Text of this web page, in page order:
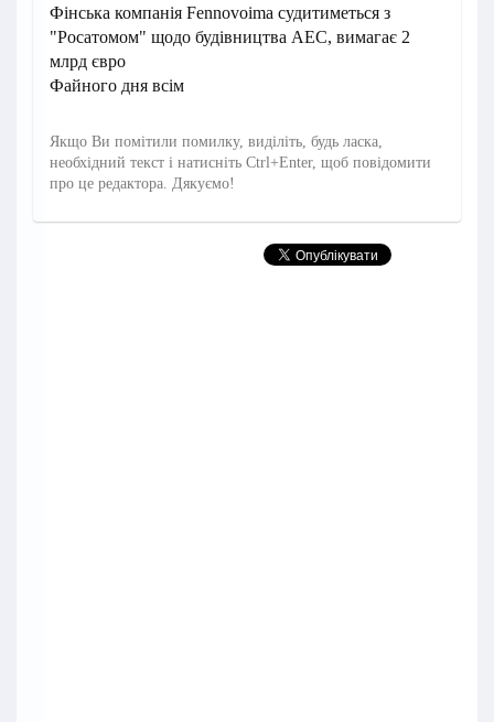
Фінська компанія Fennovoima судитиметься з
"Росатомом" щодо будівництва АЕС, вимагає 2
млрд євро
Файного дня всім
Якщо Ви помітили помилку, виділіть, будь ласка,
необхідний текст і натисніть Ctrl+Enter, щоб повідомити
про це редактора. Дякуємо!